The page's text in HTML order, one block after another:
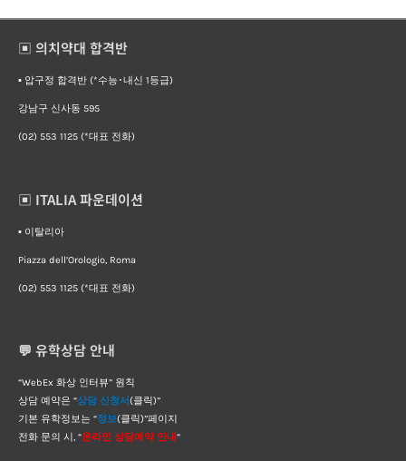
▣ 의치약대 합격반
▪︎ 압구정 합격반 (*수능･내신 1등급)
강남구 신사동 595
(02) 553 1125 (*대표 전화)
▣ ITALIA 파운데이션
▪︎ 이탈리아
Piazza dell’Orologio, Roma
(02) 553 1125 (*대표 전화)
💬 유학상담 안내
“WebEx 화상 인터뷰” 원칙
상담 예약은 “상담 신청서(클릭)”
기본 유학정보는 “정보(클릭)”페이지
전화 문의 시, “온라인 상담예약 안내“